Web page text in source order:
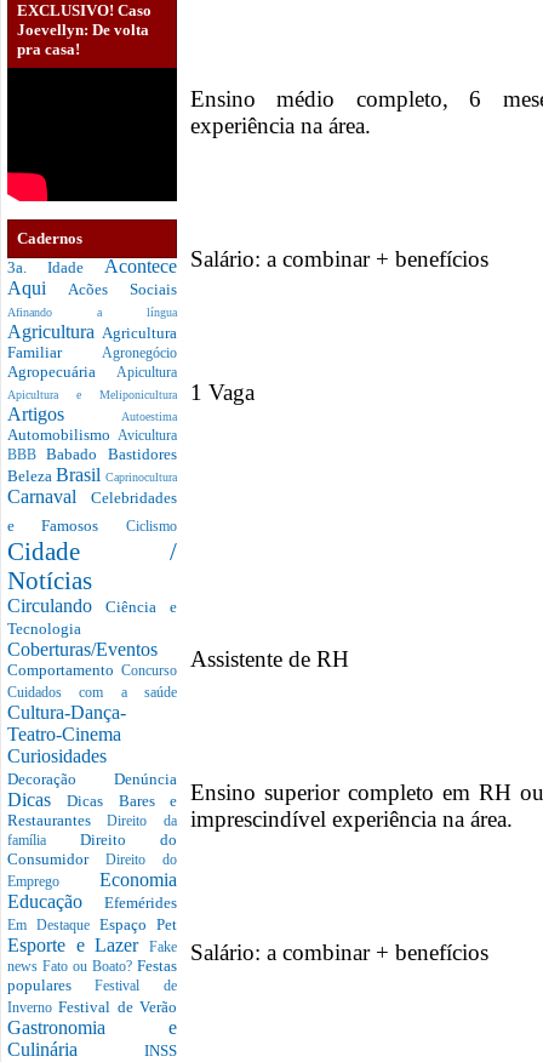
EXCLUSIVO! Caso
Joevellyn: De volta
pra casa!
Cadernos
3a. Idade Acontece
Aqui Acões Sociais
Afinando a língua
Agricultura Agricultura
Familiar Agronegócio
Agropecuária Apicultura
Apicultura e Meliponicultura
Artigos Autoestima
Automobilismo Avicultura
BBBBabado Bastidores
Beleza Brasil Caprinocultura
Carnaval Celebridades
e Famosos Ciclismo
Cidade /
Notícias
CirculandoCiência e
Tecnologia
Coberturas/Eventos
Comportamento Concurso
Cuidados com a saúde
Cultura-Dança-
Teatro-Cinema
Curiosidades
Decoração Denúncia
DicasDicas Bares e
RestaurantesDireito da
família Direito do
Consumidor Direito do
Emprego Economia
Educação Efemérides
Em Destaque Espaço Pet
Esporte e Lazer
Fake
news Fato ou Boato? Festas
popularesFestival de
InvernoFestival de Verão
Gastronomia e
Culinária INSS
Ensino médio completo, 6
experiência na área.
Salário: a combinar + benefícios
1 Vaga
Assistente de RH
Ensino superior completo em RH
imprescindível experiência na área.
Salário: a combinar + benefícios